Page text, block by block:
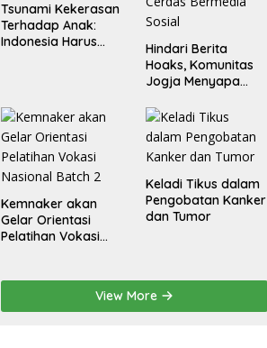
Tsunami Kekerasan
Terhadap Anak:
Indonesia Harus
Hindari Berita
Hoaks, Komunitas
Jogja Menyapa
Lebih Cerdas
Bermedia Sosial
Kemnaker akan
Gelar Orientasi
Pelatihan Vokasi
Keladi Tikus dalam
Pengobatan Kanker
dan Tumor
View More